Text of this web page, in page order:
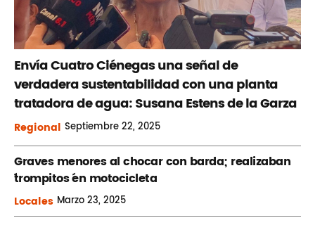
Envía Cuatro Ciénegas una señal de
verdadera sustentabilidad con una planta
tratadora de agua: Susana Estens de la Garza
Regional Septiembre22, 2025
Graves menores al chocar con barda; realizaban
´trompitos ´en motocicleta
Locales Marzo23, 2025